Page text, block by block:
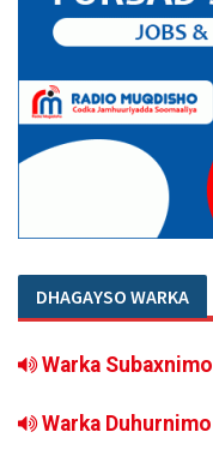
DHAGAYSO WARKA
Warka Subaxnimo
Warka Duhurnimo